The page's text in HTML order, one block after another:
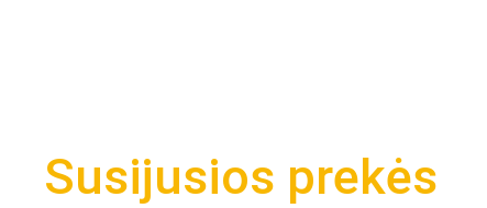
Susijusios prekės